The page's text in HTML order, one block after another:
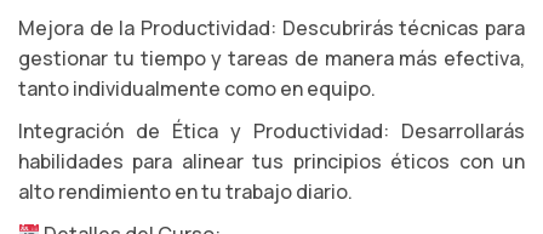
Mejora de la Productividad: Descubrirás técnicas para
gestionar tu tiempo y tareas de manera más efectiva,
tanto individualmente como en equipo.
Integración de Ética y Productividad: Desarrollarás
habilidades para alinear tus principios éticos con un
alto rendimiento en tu trabajo diario.